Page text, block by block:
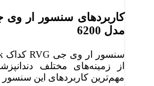
مدل 6200
از زمینه‌های مختلف
مهم‌ترین کاربردهای این